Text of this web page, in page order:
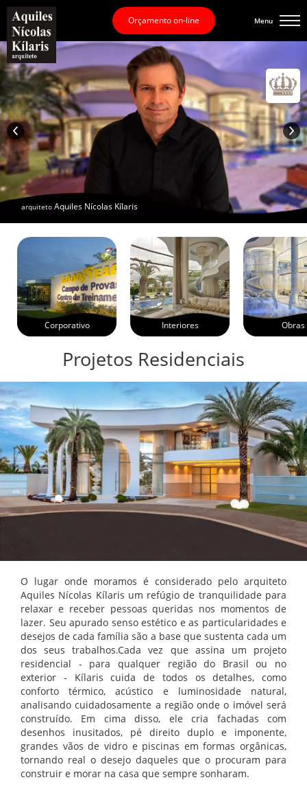
Orçamento on-line Menu
arquiteto Aquiles Nícolas Kílaris
Corporativo Interiores Obras
Projetos Residenciais
O lugar onde moramos é considerado pelo arquiteto
Aquiles Nícolas Kílaris um refúgio de tranquilidade para
relaxar e receber pessoas queridas nos momentos de
lazer. Seu apurado senso estético e as particularidades e
desejos de cada família são a base que sustenta cada um
dos seus trabalhos.Cada vez que assina um projeto
residencial - para qualquer região do Brasil ou no
exterior - Kílaris cuida de todos os detalhes, como
conforto térmico, acústico e luminosidade natural,
analisando cuidadosamente a região onde o imóvel será
construído. Em cima disso, ele cria fachadas com
desenhos inusitados, pé direito duplo e imponente,
grandes vãos de vidro e piscinas em formas orgânicas,
tornando real o desejo daqueles que o procuram para
construir e morar na casa que sempre sonharam.